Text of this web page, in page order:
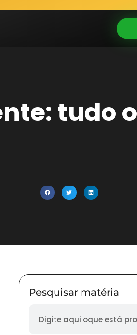
tudo o
Pesquisar matéria